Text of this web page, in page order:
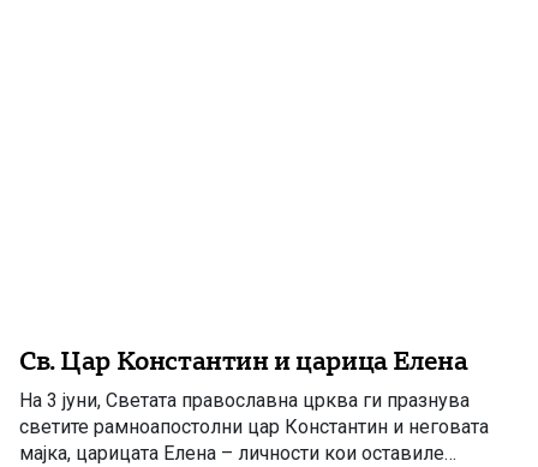
Св. Цар Константин и царица Елена
На 3 јуни, Светата православна црква ги празнува
светите рамноапостолни цар Константин и неговата
мајка, царицата Елена – личности кои оставиле